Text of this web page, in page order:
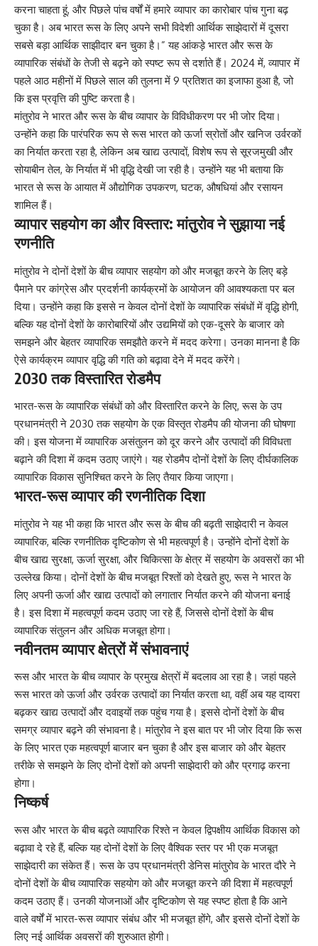
करना चाहता हूं, और पिछले पांच वर्षों में हमारे व्यापार का कारोबार पांच गुना बढ़
चुका है। अब भारत रूस के लिए अपने सभी विदेशी आर्थिक साझेदारों में दूसरा
सबसे बड़ा आर्थिक साझीदार बन चुका है।” यह आंकड़े भारत और रूस के
व्यापारिक संबंधों के तेजी से बढ़ने को स्पष्ट रूप से दर्शाते हैं। 2024 में, व्यापार में
पहले आठ महीनों में पिछले साल की तुलना में 9 प्रतिशत का इजाफा हुआ है, जो
कि इस प्रवृत्ति की पुष्टि करता है।
मांतुरोव ने भारत और रूस के बीच व्यापार के विविधीकरण पर भी जोर दिया।
उन्होंने कहा कि पारंपरिक रूप से रूस भारत को ऊर्जा स्रोतों और खनिज उर्वरकों
का निर्यात करता रहा है, लेकिन अब खाद्य उत्पादों, विशेष रूप से सूरजमुखी और
सोयाबीन तेल, के निर्यात में भी वृद्धि देखी जा रही है। उन्होंने यह भी बताया कि
भारत से रूस के आयात में औद्योगिक उपकरण, घटक, औषधियां और रसायन
शामिल हैं।
व्यापार सहयोग का और विस्तार: मांतुरोव ने सुझाया नई
रणनीति
मांतुरोव ने दोनों देशों के बीच व्यापार सहयोग को और मजबूत करने के लिए बड़े
पैमाने पर कांग्रेस और प्रदर्शनी कार्यक्रमों के आयोजन की आवश्यकता पर बल
दिया। उन्होंने कहा कि इससे न केवल दोनों देशों के व्यापारिक संबंधों में वृद्धि होगी,
बल्कि यह दोनों देशों के कारोबारियों और उद्यमियों को एक-दूसरे के बाजार को
समझने और बेहतर व्यापारिक समझौते करने में मदद करेगा। उनका मानना है कि
ऐसे कार्यक्रम व्यापार वृद्धि की गति को बढ़ावा देने में मदद करेंगे।
2030 तक विस्तारित रोडमैप
भारत-रूस के व्यापारिक संबंधों को और विस्तारित करने के लिए, रूस के उप
प्रधानमंत्री ने 2030 तक सहयोग के एक विस्तृत रोडमैप की योजना की घोषणा
की। इस योजना में व्यापारिक असंतुलन को दूर करने और उत्पादों की विविधता
बढ़ाने की दिशा में कदम उठाए जाएंगे। यह रोडमैप दोनों देशों के लिए दीर्घकालिक
व्यापारिक विकास सुनिश्चित करने के लिए तैयार किया जाएगा।
भारत-रूस व्यापार की रणनीतिक दिशा
मांतुरोव ने यह भी कहा कि भारत और रूस के बीच की बढ़ती साझेदारी न केवल
व्यापारिक, बल्कि रणनीतिक दृष्टिकोण से भी महत्वपूर्ण है। उन्होंने दोनों देशों के
बीच खाद्य सुरक्षा, ऊर्जा सुरक्षा, और चिकित्सा के क्षेत्र में सहयोग के अवसरों का भी
उल्लेख किया। दोनों देशों के बीच मजबूत रिश्तों को देखते हुए, रूस ने भारत के
लिए अपनी ऊर्जा और खाद्य उत्पादों को लगातार निर्यात करने की योजना बनाई
है। इस दिशा में महत्वपूर्ण कदम उठाए जा रहे हैं, जिससे दोनों देशों के बीच
व्यापारिक संतुलन और अधिक मजबूत होगा।
नवीनतम व्यापार क्षेत्रों में संभावनाएं
रूस और भारत के बीच व्यापार के प्रमुख क्षेत्रों में बदलाव आ रहा है। जहां पहले
रूस भारत को ऊर्जा और उर्वरक उत्पादों का निर्यात करता था, वहीं अब यह दायरा
बढ़कर खाद्य उत्पादों और दवाइयों तक पहुंच गया है। इससे दोनों देशों के बीच
समग्र व्यापार बढ़ने की संभावना है। मांतुरोव ने इस बात पर भी जोर दिया कि रूस
के लिए भारत एक महत्वपूर्ण बाजार बन चुका है और इस बाजार को और बेहतर
तरीके से समझने के लिए दोनों देशों को अपनी साझेदारी को और प्रगाढ़ करना
होगा।
निष्कर्ष
रूस और भारत के बीच बढ़ते व्यापारिक रिश्ते न केवल द्विपक्षीय आर्थिक विकास को
बढ़ावा दे रहे हैं, बल्कि यह दोनों देशों के लिए वैश्विक स्तर पर भी एक मजबूत
साझेदारी का संकेत हैं। रूस के उप प्रधानमंत्री डेनिस मांतुरोव के भारत दौरे ने
दोनों देशों के बीच व्यापारिक सहयोग को और मजबूत करने की दिशा में महत्वपूर्ण
कदम उठाए हैं। उनकी योजनाओं और दृष्टिकोण से यह स्पष्ट होता है कि आने
वाले वर्षों में भारत-रूस व्यापार संबंध और भी मजबूत होंगे, और इससे दोनों देशों के
लिए नई आर्थिक अवसरों की शुरुआत होगी।